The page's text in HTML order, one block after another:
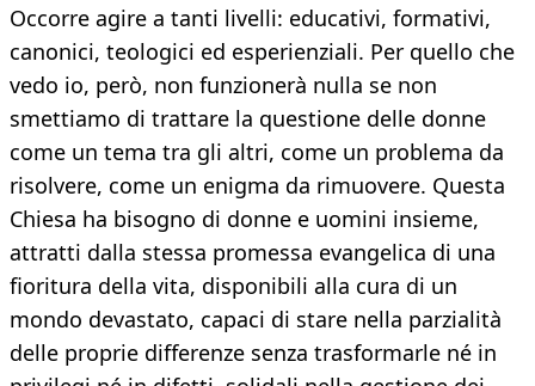
Occorre agire a tanti livelli: educativi, formativi,
canonici, teologici ed esperienziali. Per quello che
vedo io, però, non funzionerà nulla se non
smettiamo di trattare la questione delle donne
come un tema tra gli altri, come un problema da
risolvere, come un enigma da rimuovere. Questa
Chiesa ha bisogno di donne e uomini insieme,
attratti dalla stessa promessa evangelica di una
fioritura della vita, disponibili alla cura di un
mondo devastato, capaci di stare nella parzialità
delle proprie differenze senza trasformarle né in